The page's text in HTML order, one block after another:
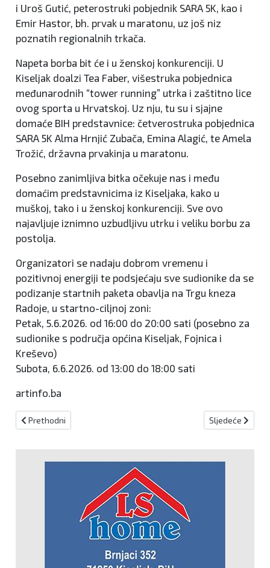
i Uroš Gutić, peterostruki pobjednik SARA 5K, kao i
Emir Hastor, bh. prvak u maratonu, uz još niz
poznatih regionalnih trkača.
Napeta borba bit će i u ženskoj konkurenciji. U
Kiseljak doalzi Tea Faber, višestruka pobjednica
međunarodnih “tower running” utrka i zaštitno lice
ovog sporta u Hrvatskoj. Uz nju, tu su i sjajne
domaće BIH predstavnice: četverostruka pobjednica
SARA 5K Alma Hrnjić Zubača, Emina Alagić, te Amela
Trožić, državna prvakinja u maratonu.
Posebno zanimljiva bitka očekuje nas i među
domaćim predstavnicima iz Kiseljaka, kako u
muškoj, tako i u ženskoj konkurenciji. Sve ovo
najavljuje iznimno uzbudljivu utrku i veliku borbu za
postolja.
Organizatori se nadaju dobrom vremenu i
pozitivnoj energiji te podsjećaju sve sudionike da se
podizanje startnih paketa obavlja na Trgu kneza
Radoje, u startno-ciljnoj zoni:
Petak, 5.6.2026. od 16:00 do 20:00 sati (posebno za
sudionike s područja općina Kiseljak, Fojnica i
Kreševo)
Subota, 6.6.2026. od 13:00 do 18:00 sati
artinfo.ba
Prethodni članak: Mario Cvitanović više nije šef FK Sarajevo
Prethodni Sljedeći članak:
Sljedeće